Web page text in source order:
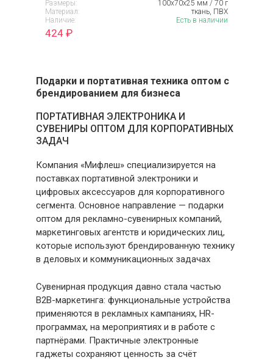
Размеры:
100х70х25 мм / 70 г
Материал:
ткань, ПВХ
Наличие:
Есть в наличии
424 ₽
Подарки и портативная техника оптом с
брендированием для бизнеса
ПОРТАТИВНАЯ ЭЛЕКТРОНИКА И
СУВЕНИРЫ ОПТОМ ДЛЯ КОРПОРАТИВНЫХ
ЗАДАЧ
Компания «Мифлеш» специализируется на
поставках портативной электроники и
цифровых аксессуаров для корпоративного
сегмента. Основное направление — подарки
оптом для рекламно-сувенирных компаний,
маркетинговых агентств и юридических лиц,
которые используют брендированную технику
в деловых и коммуникационных задачах
Сувенирная продукция давно стала частью
B2B-маркетинга: функциональные устройства
применяются в рекламных кампаниях, HR-
программах, на мероприятиях и в работе с
партнёрами. Практичные электронные
гаджеты сохраняют ценность за счёт